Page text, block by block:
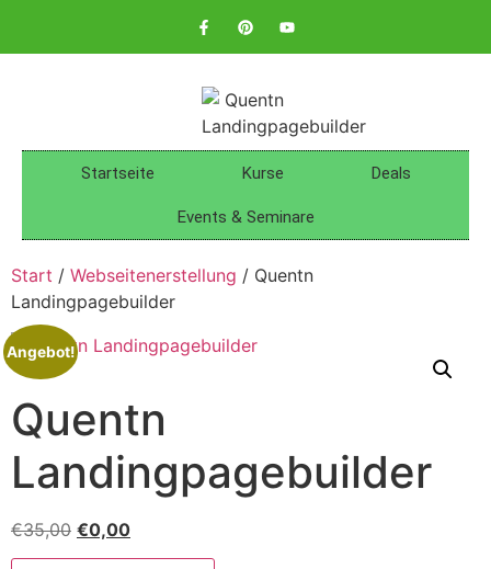
Startseite Kurse Deals
Events & Seminare
Start / Webseitenerstellung / Quentn
Landingpagebuilder
Angebot!
Quentn
Landingpagebuilder
€35,00 €0,00